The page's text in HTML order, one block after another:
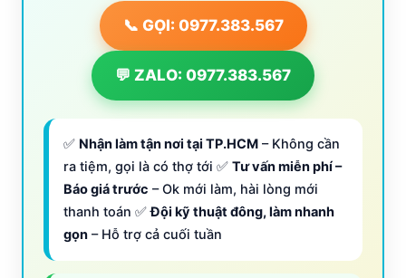
📞 GỌI: 0977.383.567
💬 ZALO: 0977.383.567
✅ Nhận làm tận nơi tại TP.HCM – Không cần
ra tiệm, gọi là có thợ tới ✅ Tư vấn miễn phí –
Báo giá trước – Ok mới làm, hài lòng mới
thanh toán ✅Đội kỹ thuật đông, làm nhanh
gọn – Hỗ trợ cả cuối tuần